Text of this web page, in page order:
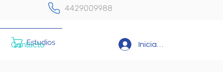
4429009988
Estudios Iniciar sesión
Contacto